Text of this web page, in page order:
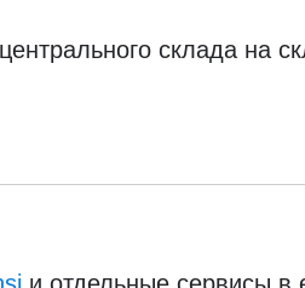
склада на